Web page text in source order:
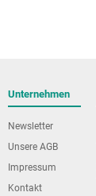
Unternehmen
Newsletter
Unsere AGB
Impressum
Kontakt